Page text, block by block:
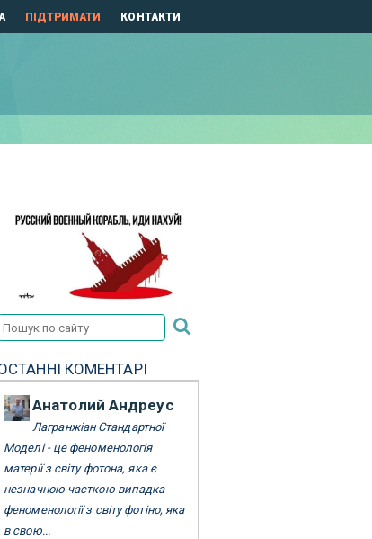
ПІДТРИМАТИ КОНТАКТИ
КОМЕНТАРІ
Анатолий Андреус
Лагранжіан Стандартної
Моделі - це феноменологія
матерії з світу фотона, яка є
незначною часткою випадка
феноменології з світу фотіно, яка
в свою...